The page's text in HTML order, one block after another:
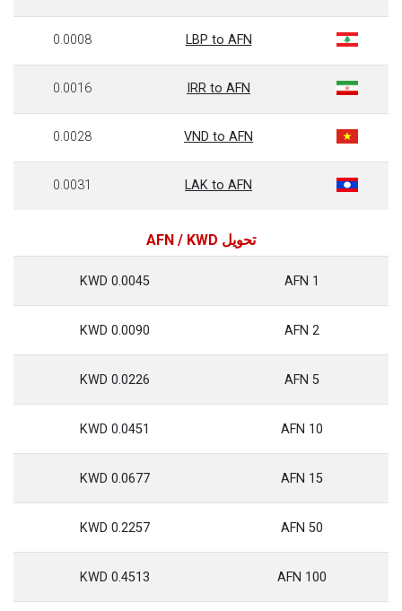
LBP to AFN
0.0008
IRR to AFN
0.0016
VND to AFN
0.0028
LAK to AFN
0.0031
تحويل AFN / KWD
1 AFN
0.0045 KWD
2 AFN
0.0090 KWD
5 AFN
0.0226 KWD
10 AFN
0.0451 KWD
15 AFN
0.0677 KWD
50 AFN
0.2257 KWD
100 AFN
0.4513 KWD